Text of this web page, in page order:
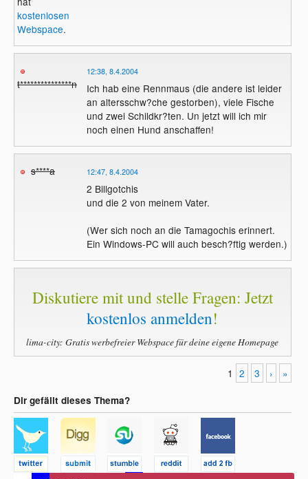
kostenlosen
Webspace.
t***************n
12:38, 8.4.2004
Ich hab eine Rennmaus (die andere ist leider
an altersschw?che gestorben), viele Fische
und zwei Schildkr?ten. Un jetzt will ich mir
noch einen Hund anschaffen!
s****a 12:47, 8.4.2004
2 Billgotchis
und die 2 von meinem Vater.
(Wer sich noch an die Tamagochis erinnert.
Ein Windows-PC will auch besch?ftig werden.)
Diskutiere mit und stelle Fragen: Jetzt
kostenlos anmelden!
lima-city: Gratis werbefreier Webspace für deine eigene Homepage
1 2 3 › »
Dir gefällt dieses Thema?